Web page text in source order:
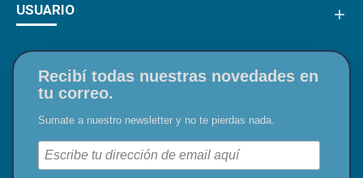
USUARIO
Recibí todas nuestras novedades en
tu correo.
Sumate a nuestro newsletter y no te pierdas nada.